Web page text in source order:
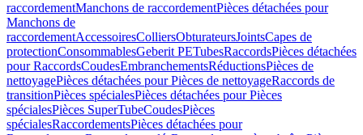
raccordementManchons de raccordementPièces détachées pour
Manchons de
raccordementAccessoiresColliersObturateursJointsCapes de
protectionConsommablesGeberit PETubesRaccordsPièces détachées
pour RaccordsCoudesEmbranchementsRéductionsPièces de
nettoyagePièces détachées pour Pièces de nettoyageRaccords de
transitionPièces spécialesPièces détachées pour Pièces
spécialesPièces SuperTubeCoudesPièces
spécialesRaccordementsPièces détachées pour